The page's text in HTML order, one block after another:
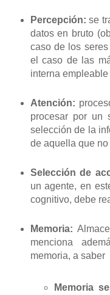
Percepción:se
datos en bruto
caso de los
el caso de las
interna
Atención:
procesar por un
selección de la
de aquella que no
Selección de
un agente, en
cognitivo, debe
Memoria:
menciona
memoria, a saber
Memoria